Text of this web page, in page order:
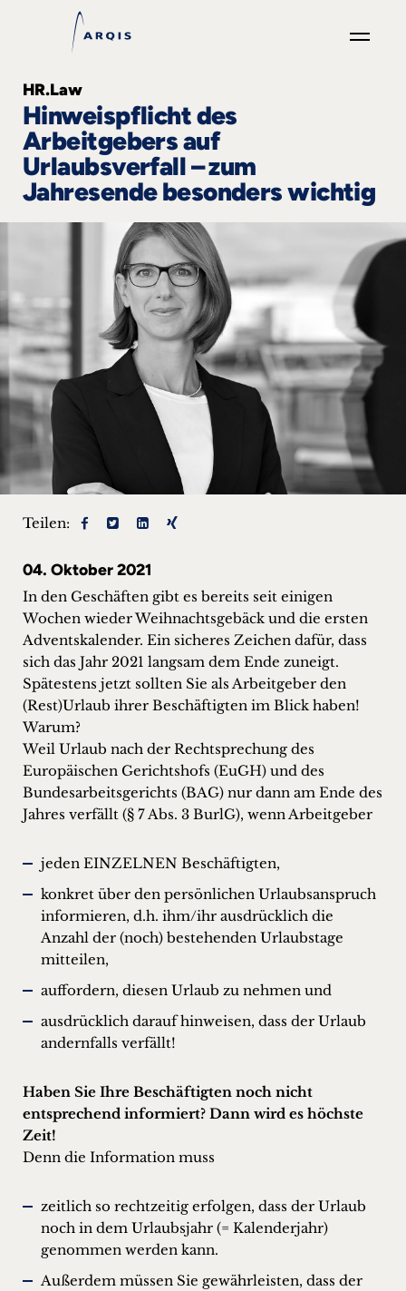
Fokusgruppen
+
Events
+
Karriere
+
Blog
+
Team
Philosophie
Presseanfragen
Kontakt
HR.Law
Hinweispflicht des
Arbeitgebers auf
Urlaubsverfall – zum
Jahresende besonders wichtig
Teilen:
04. Oktober 2021
In den Geschäften gibt es bereits seit einigen
Wochen wieder Weihnachtsgebäck und die ersten
Adventskalender. Ein sicheres Zeichen dafür, dass
sich das Jahr 2021 langsam dem Ende zuneigt.
Spätestens jetzt sollten Sie als Arbeitgeber den
(Rest)Urlaub ihrer Beschäftigten im Blick haben!
Warum?
Weil Urlaub nach der Rechtsprechung des
Europäischen Gerichtshofs (EuGH) und des
Bundesarbeitsgerichts (BAG) nur dann am Ende des
Jahres verfällt (§ 7 Abs. 3 BurlG), wenn Arbeitgeber
jeden EINZELNEN Beschäftigten,
konkret über den persönlichen Urlaubsanspruch
informieren, d.h. ihm/ihr ausdrücklich die
Anzahl der (noch) bestehenden Urlaubstage
mitteilen,
auffordern, diesen Urlaub zu nehmen und
ausdrücklich darauf hinweisen, dass der Urlaub
andernfalls verfällt!
Haben Sie Ihre Beschäftigten noch nicht
entsprechend informiert? Dann wird es höchste
Zeit!
Denn die Information muss
zeitlich so rechtzeitig erfolgen, dass der Urlaub
noch in dem Urlaubsjahr (= Kalenderjahr)
genommen werden kann.
Außerdem müssen Sie gewährleisten, dass der